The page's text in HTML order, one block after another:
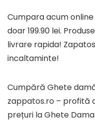
Cumpara acum
doar 199.90 lei.
livrare rapida!
incaltaminte!
Cumpără Ghete
zappatos.ro – profită
prețuri la Ghete Dama.